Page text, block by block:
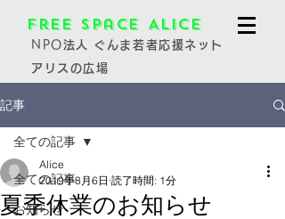
Free Space Alice
NPO法人 ぐんま若者応援ネット
アリスの広場
記事
全ての記事
お知らせ
全ての記事
夏季休業のお知らせ
Alice
2019年8月6日 読了時間: 1分